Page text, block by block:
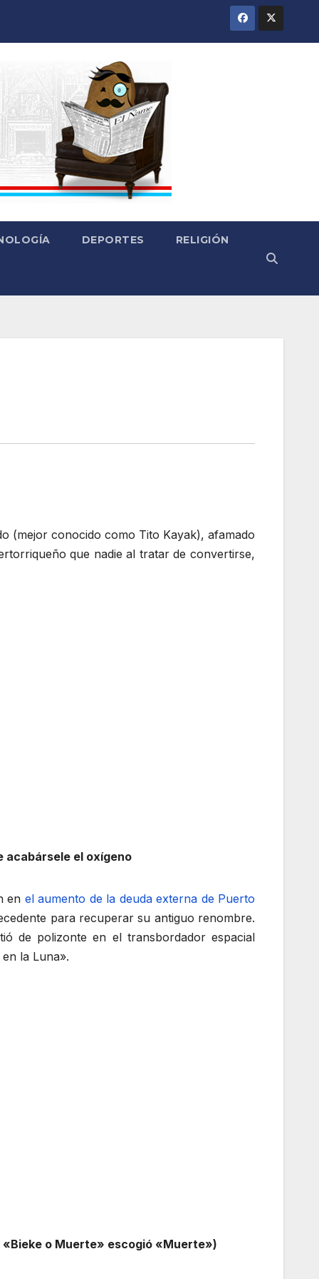
DEPORTES RELIGIÓN
(mejor conocido como Tito Kayak), afamado
que nadie al tratar de convertirse,
acabársele el oxígeno
en el aumento de la deuda externa de Puerto
para recuperar su antiguo renombre.
de polizonte en el transbordador espacial
la Luna».
o Muerte» escogió «Muerte»)